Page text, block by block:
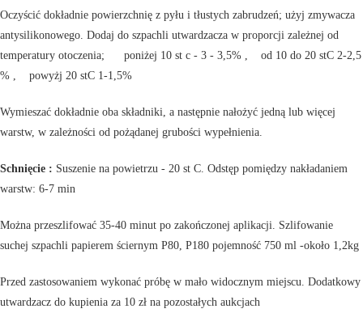
Oczyścić dokładnie powierzchnię z pyłu i tłustych zabrudzeń; użyj zmywacza
antysilikonowego. Dodaj do szpachli utwardzacza w proporcji zależnej od
temperatury otoczenia; poniżej 10 st c - 3 - 3,5% , od 10 do 20 stC 2-2,5
% , powyżj 20 stC 1-1,5%
Wymieszać dokładnie oba składniki, a następnie nałożyć jedną lub więcej
warstw, w zależności od pożądanej grubości wypełnienia.
Schnięcie : Suszenie na powietrzu - 20 st C. Odstęp pomiędzy nakładaniem
warstw: 6-7 min
Można przeszlifować 35-40 minut po zakończonej aplikacji. Szlifowanie
suchej szpachli papierem ściernym P80, P180 pojemność 750 ml -około 1,2kg
Przed zastosowaniem wykonać próbę w mało widocznym miejscu. Dodatkowy
utwardzacz do kupienia za 10 zł na pozostałych aukcjach